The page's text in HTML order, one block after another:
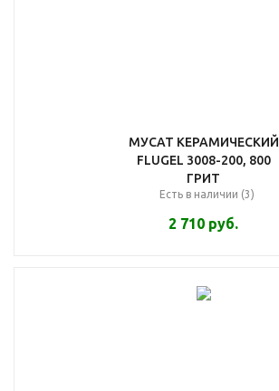
МУСАТ КЕРАМИЧЕСКИЙ
FLUGEL 3008-200, 800
ГРИТ
Есть в наличии (3)
2 710 руб.